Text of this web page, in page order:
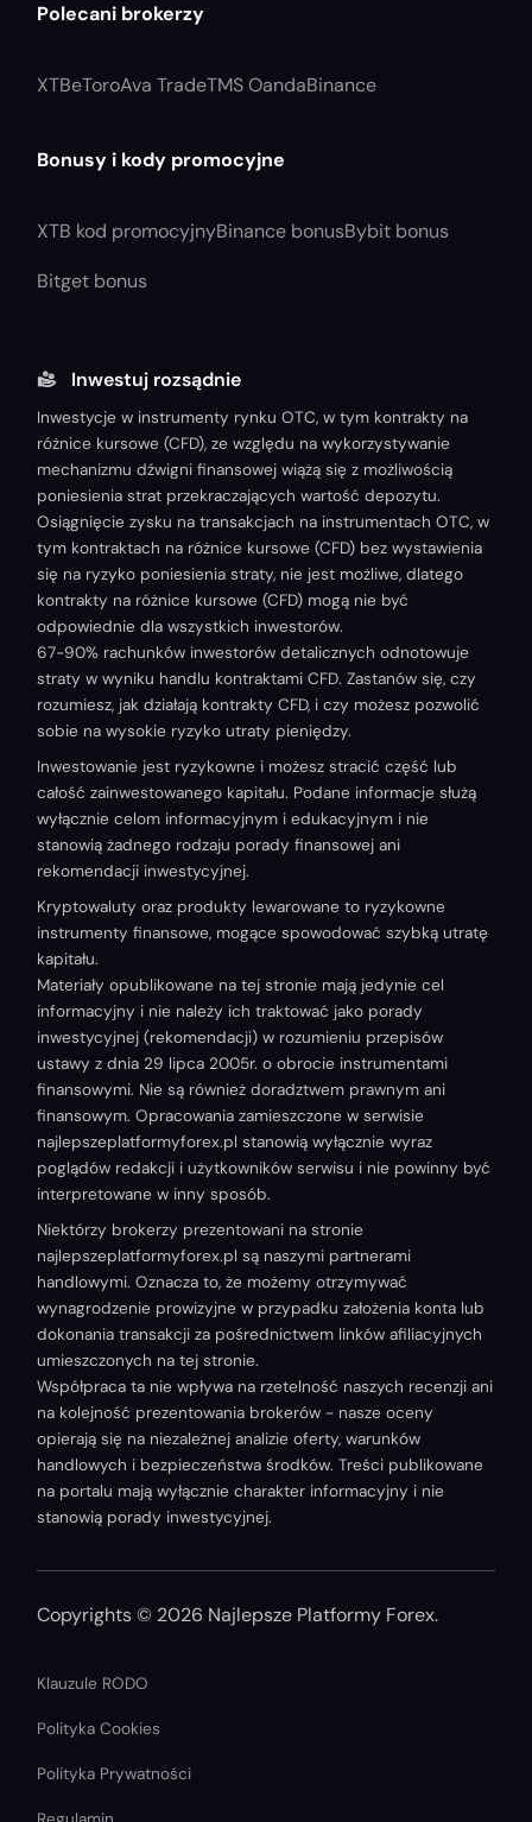
Polecani brokerzy
XTBeToroAva TradeTMS OandaBinance
Bonusy i kody promocyjne
XTB kod promocyjnyBinance bonusBybit bonus
Bitget bonus
Inwestuj rozsądnie
Inwestycje w instrumenty rynku OTC, w tym kontrakty na
różnice kursowe (CFD), ze względu na wykorzystywanie
mechanizmu dźwigni finansowej wiążą się z możliwością
poniesienia strat przekraczających wartość depozytu.
Osiągnięcie zysku na transakcjach na instrumentach OTC, w
tym kontraktach na różnice kursowe (CFD) bez wystawienia
się na ryzyko poniesienia straty, nie jest możliwe, dlatego
kontrakty na różnice kursowe (CFD) mogą nie być
odpowiednie dla wszystkich inwestorów.
67-90% rachunków inwestorów detalicznych odnotowuje
straty w wyniku handlu kontraktami CFD. Zastanów się, czy
rozumiesz, jak działają kontrakty CFD, i czy możesz pozwolić
sobie na wysokie ryzyko utraty pieniędzy.
Inwestowanie jest ryzykowne i możesz stracić część lub
całość zainwestowanego kapitału. Podane informacje służą
wyłącznie celom informacyjnym i edukacyjnym i nie
stanowią żadnego rodzaju porady finansowej ani
rekomendacji inwestycyjnej.
Kryptowaluty oraz produkty lewarowane to ryzykowne
instrumenty finansowe, mogące spowodować szybką utratę
kapitału.
Materiały opublikowane na tej stronie mają jedynie cel
informacyjny i nie należy ich traktować jako porady
inwestycyjnej (rekomendacji) w rozumieniu przepisów
ustawy z dnia 29 lipca 2005r. o obrocie instrumentami
finansowymi. Nie są również doradztwem prawnym ani
finansowym. Opracowania zamieszczone w serwisie
najlepszeplatformyforex.pl stanowią wyłącznie wyraz
poglądów redakcji i użytkowników serwisu i nie powinny być
interpretowane w inny sposób.
Niektórzy brokerzy prezentowani na stronie
najlepszeplatformyforex.pl są naszymi partnerami
handlowymi. Oznacza to, że możemy otrzymywać
wynagrodzenie prowizyjne w przypadku założenia konta lub
dokonania transakcji za pośrednictwem linków afiliacyjnych
umieszczonych na tej stronie.
Współpraca ta nie wpływa na rzetelność naszych recenzji ani
na kolejność prezentowania brokerów - nasze oceny
opierają się na niezależnej analizie oferty, warunków
handlowych i bezpieczeństwa środków. Treści publikowane
na portalu mają wyłącznie charakter informacyjny i nie
stanowią porady inwestycyjnej.
Copyrights © 2026 Najlepsze Platformy Forex.
Klauzule RODO
Polityka Cookies
Polityka Prywatności